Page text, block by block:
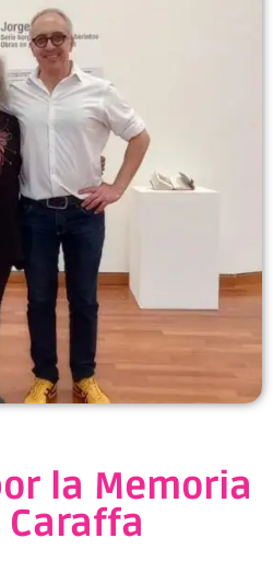
la Memoria
Caraffa